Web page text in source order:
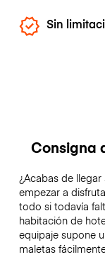
Sin
Consigna
¿Acabas de
empezar a
todo si todavía
habitación de
equipaje supone
maletas